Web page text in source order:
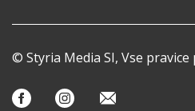
© Styria Media SI, Vse pravice